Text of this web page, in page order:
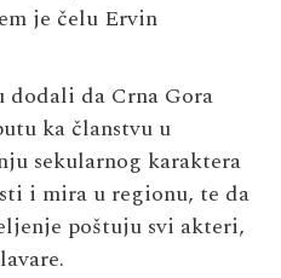
je čelu Ervin
dodali da Crna Gora
ka članstvu u
sekularnog karaktera
i mira u regionu, te da
poštuju svi akteri,